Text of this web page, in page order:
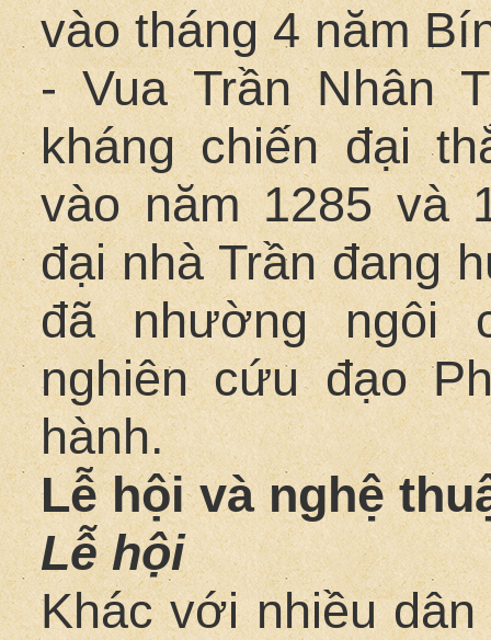
vào tháng 4 năm
- Vua Trần Nhân
kháng chiến đại
vào năm 1285 và
đại nhà Trần đang
đã nhường ngôi
nghiên cứu đạo
hành.
Lễ hội và nghệ
Lễ hội
Khác với nhiều